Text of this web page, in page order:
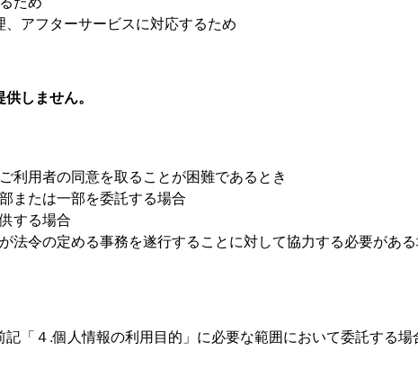
アフターサービスに対応するため
しません。
利用者の同意を取ることが困難であるとき
または一部を委託する場合
する場合
法令の定める事務を遂行することに対して協力する必要があ
「４.個人情報の利用目的」に必要な範囲において委託する場